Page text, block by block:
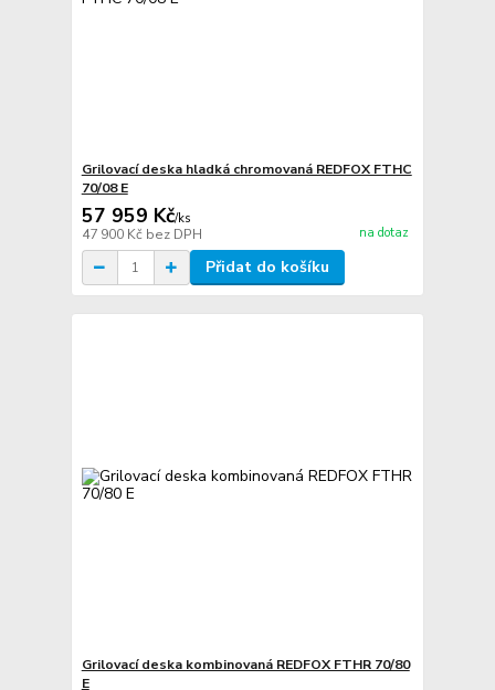
Grilovací deska hladká chromovaná REDFOX FTHC
70/08 E
57 959 Kč/ks
47 900 Kč bez DPH na dotaz
Přidat do košíku
Grilovací deska kombinovaná REDFOX FTHR 70/80
E